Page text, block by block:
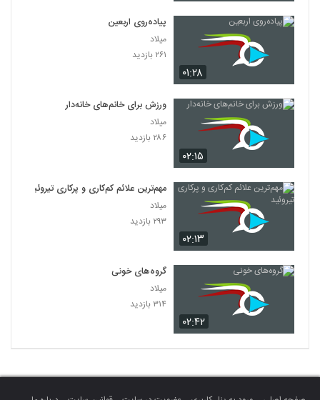
۰۱:۲۸
پیاده‌روی اربعین
میلاد
۲۶۱ بازدید
۰۲:۱۵
ورزش‌ برای خانم‌های خانه‌دار
میلاد
۲۸۶ بازدید
۰۲:۱۳
مهم‌ترین علائم کم‌کاری و پرکاری تیروئید
میلاد
۲۹۳ بازدید
۰۲:۴۲
گروه‌های خونی
میلاد
۳۱۴ بازدید